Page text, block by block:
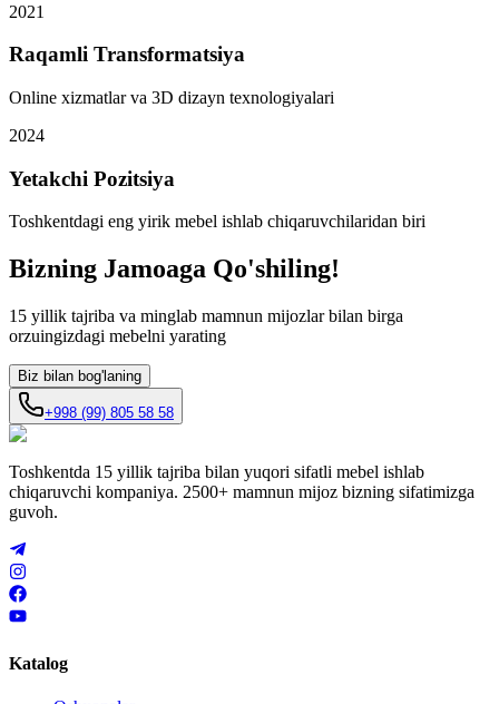
2021
Raqamli Transformatsiya
Online xizmatlar va 3D dizayn texnologiyalari
2024
Yetakchi Pozitsiya
Toshkentdagi eng yirik mebel ishlab chiqaruvchilaridan biri
Bizning Jamoaga Qo'shiling!
15 yillik tajriba va minglab mamnun mijozlar bilan birga
orzuingizdagi mebelni yarating
Biz bilan bog'laning
+998 (99) 805 58 58
Toshkentda 15 yillik tajriba bilan yuqori sifatli mebel ishlab
chiqaruvchi kompaniya. 2500+ mamnun mijoz bizning sifatimizga
guvoh.
Katalog